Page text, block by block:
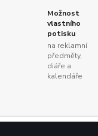
Možnost
vlastního
potisku
na reklamní
předměty,
diáře a
kalendáře